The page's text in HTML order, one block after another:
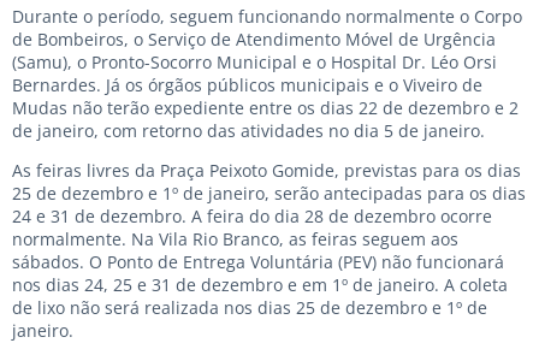
Durante o período, seguem funcionando normalmente o Corpo
de Bombeiros, o Serviço de Atendimento Móvel de Urgência
(Samu), o Pronto-Socorro Municipal e o Hospital Dr. Léo Orsi
Bernardes. Já os órgãos públicos municipais e o Viveiro de
Mudas não terão expediente entre os dias 22 de dezembro e 2
de janeiro, com retorno das atividades no dia 5 de janeiro.
As feiras livres da Praça Peixoto Gomide, previstas para os dias
25 de dezembro e 1º de janeiro, serão antecipadas para os dias
24 e 31 de dezembro. A feira do dia 28 de dezembro ocorre
normalmente. Na Vila Rio Branco, as feiras seguem aos
sábados. O Ponto de Entrega Voluntária (PEV) não funcionará
nos dias 24, 25 e 31 de dezembro e em 1º de janeiro. A coleta
de lixo não será realizada nos dias 25 de dezembro e 1º de
janeiro.